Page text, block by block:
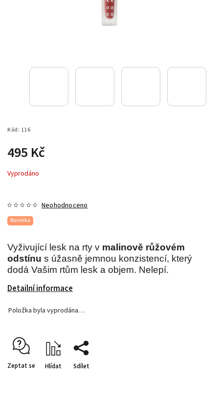
Kód: 116
495 Kč
Vyprodáno
Novinka
Neohodnoceno
Vyživující lesk na rty v malinově růžovém
odstínu s úžasně jemnou konzistencí, který
dodá Vašim rtům lesk a objem. Nelepí.
Detailní informace
Položka byla vyprodána…
Zeptat se Hlídat Sdílet